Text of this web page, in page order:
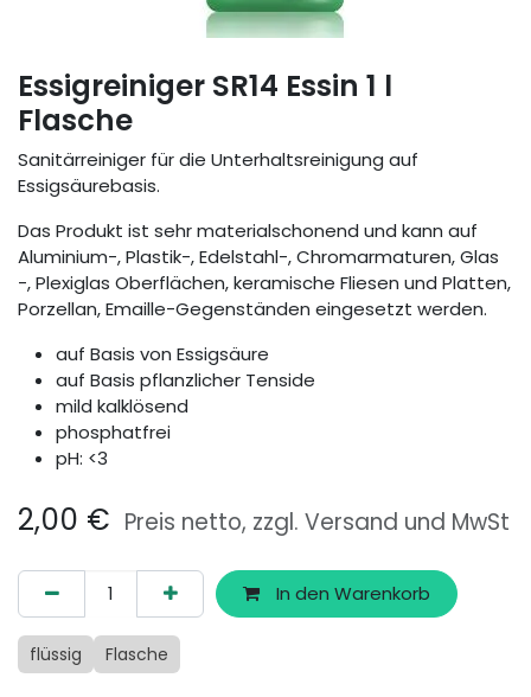
Essigreiniger SR14 Essin 1 l
Flasche
Sanitärreiniger für die Unterhaltsreinigung auf
Essigsäurebasis.
Das Produkt ist sehr materialschonend und kann auf
Aluminium-, Plastik-, Edelstahl-, Chromarmaturen, Glas
-, Plexiglas Oberflächen, keramische Fliesen und Platten,
Porzellan, Emaille-Gegenständen eingesetzt werden.
auf Basis von Essigsäure
auf Basis pflanzlicher Tenside
mild kalklösend
phosphatfrei
pH: <3
2,00 € Preis netto, zzgl. Versand und MwSt
In den Warenkorb
flüssig Flasche